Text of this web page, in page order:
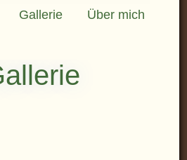
Über mich
Gallerie